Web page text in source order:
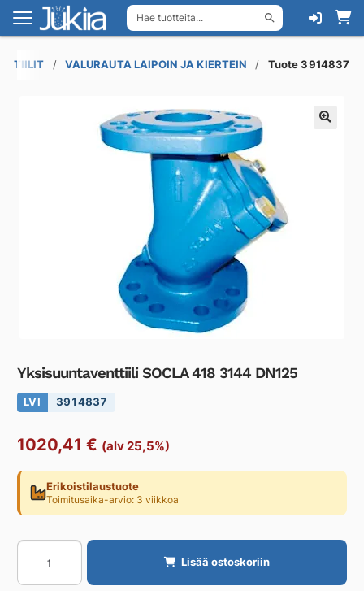
Hae tuotteita...
Siirry
navigointiin
Siirry
sisältöön
VALURAUTA LAIPOIN JA KIERTEIN Tuote 3914837
Yksisuuntaventtiili SOCLA 418 3144 DN125
LVI 3914837
1020,41 € (alv 25,5%)
Erikoistilaustuote
Toimitusaika-arvio: 3 viikkoa
Yksisuuntaventtiili
SOCLA
418
Lisää ostoskoriin